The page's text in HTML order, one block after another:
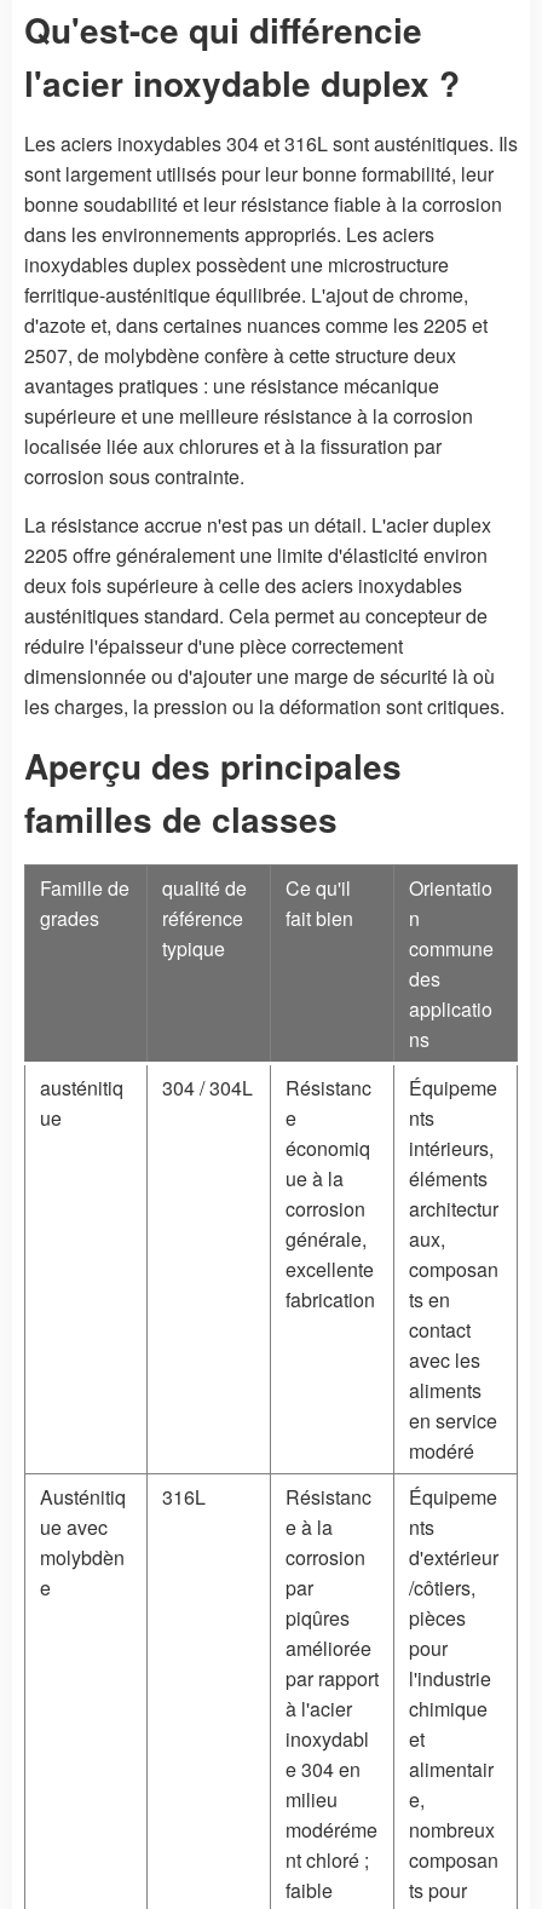
Qu'est-ce qui différencie
l'acier inoxydable duplex ?
Les aciers inoxydables 304 et 316L sont austénitiques. Ils
sont largement utilisés pour leur bonne formabilité, leur
bonne soudabilité et leur résistance fiable à la corrosion
dans les environnements appropriés. Les aciers
inoxydables duplex possèdent une microstructure
ferritique-austénitique équilibrée. L'ajout de chrome,
d'azote et, dans certaines nuances comme les 2205 et
2507, de molybdène confère à cette structure deux
avantages pratiques : une résistance mécanique
supérieure et une meilleure résistance à la corrosion
localisée liée aux chlorures et à la fissuration par
corrosion sous contrainte.
La résistance accrue n'est pas un détail. L'acier duplex
2205 offre généralement une limite d'élasticité environ
deux fois supérieure à celle des aciers inoxydables
austénitiques standard. Cela permet au concepteur de
réduire l'épaisseur d'une pièce correctement
dimensionnée ou d'ajouter une marge de sécurité là où
les charges, la pression ou la déformation sont critiques.
Aperçu des principales
familles de classes
Famille de
grades
qualité de
référence
typique
Ce qu'il
fait bien
Orientatio
n
commune
des
applicatio
ns
austénitiq
ue
304 / 304L
Résistanc
e
économiq
ue à la
corrosion
générale,
excellente
fabrication
Équipeme
nts
intérieurs,
éléments
architectur
aux,
composan
ts en
contact
avec les
aliments
en service
modéré
Austénitiq
ue avec
molybdèn
e
316L
Résistanc
e à la
corrosion
par
piqûres
améliorée
par rapport
à l'acier
inoxydabl
e 304 en
milieu
modéréme
nt chloré ;
faible
Équipeme
nts
d'extérieur
/côtiers,
pièces
pour
l'industrie
chimique
et
alimentair
e,
nombreux
composan
ts pour